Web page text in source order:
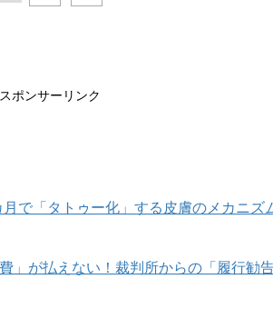
スポンサーリンク
で「タトゥー化」する皮膚のメカニズ
」が払えない！裁判所からの「履行勧